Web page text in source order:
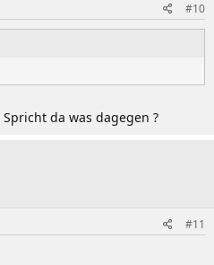
#10
da was dagegen ?
#11